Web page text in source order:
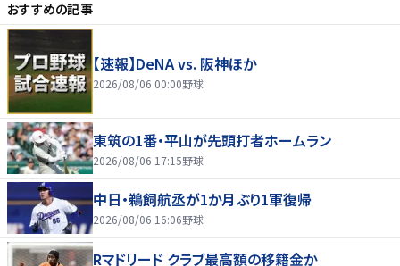
おすすめの記事
【速報】DeNA vs. 阪神ほか
2026/08/06 00:00野球
東筑の1番・平山が先頭打者ホームラン
2026/08/06 17:15野球
中日・鵜飼航丞が1か月ぶり1軍復帰
2026/08/06 16:06野球
Rマドリード クラブ最高額の移籍金か